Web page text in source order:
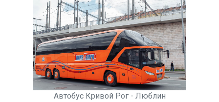
Автобус Кривой Рог - Люблин